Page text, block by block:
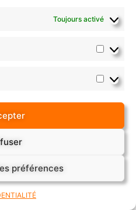
Toujours activé
préférences
GUIDE GRATUIT
à
en
les essentiels ?